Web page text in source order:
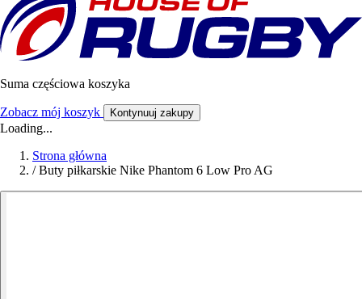
Suma częściowa koszyka
Zobacz mój koszyk Kontynuuj zakupy
Loading...
Strona główna
/ Buty piłkarskie Nike Phantom 6 Low Pro AG